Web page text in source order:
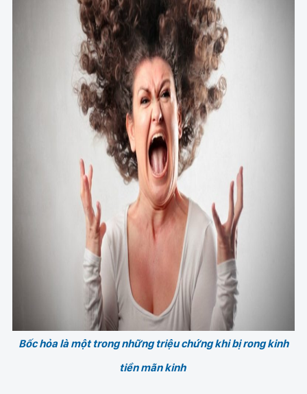
Bốc hỏa là một trong những triệu chứng khi bị rong kinh
tiền mãn kinh